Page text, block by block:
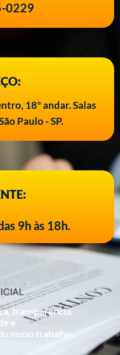
0229
18º andar. Salas
Paulo - SP.
9h às 18h.
transparência,
e
nosso trabalho.